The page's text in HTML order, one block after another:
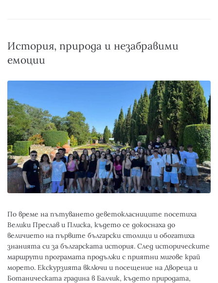
История, природа и незабравими
емоции
По време на пътуването деветокласниците посетиха
Велики Преслав и Плиска, където се докоснаха до
величието на първите български столици и обогатиха
знанията си за българската история. След историческите
маршрути програмата продължи с приятни мигове край
морето. Екскурзията включи и посещение на Двореца и
Ботаническата градина в Балчик, където природата,